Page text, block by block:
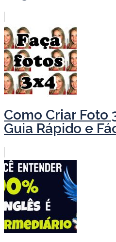
Como Criar Foto
Guia Rápido e